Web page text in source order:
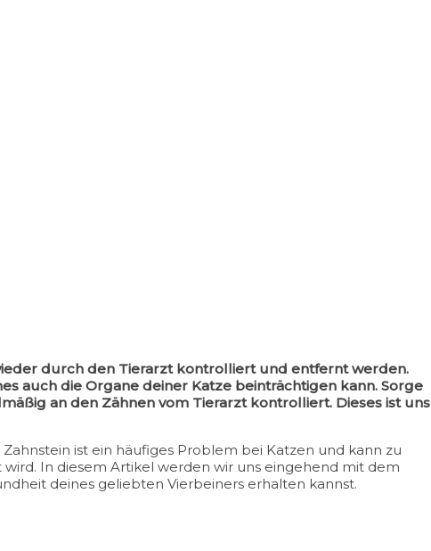
durch den Tierarzt kontrolliert und entfernt werden.
auch die Organe deiner Katze beinträchtigen kann. Sorge
an den Zähnen vom Tierarzt kontrolliert. Dieses ist uns
ist ein häufiges Problem bei Katzen und kann zu
In diesem Artikel werden wir uns eingehend mit dem
deines geliebten Vierbeiners erhalten kannst.